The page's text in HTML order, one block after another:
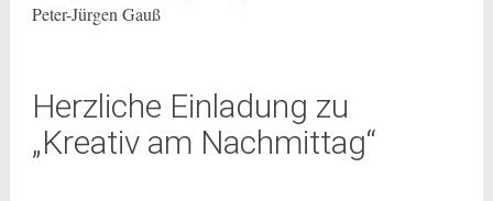
Peter-Jürgen Gauß
Herzliche Einladung zu
„Kreativ am Nachmittag“